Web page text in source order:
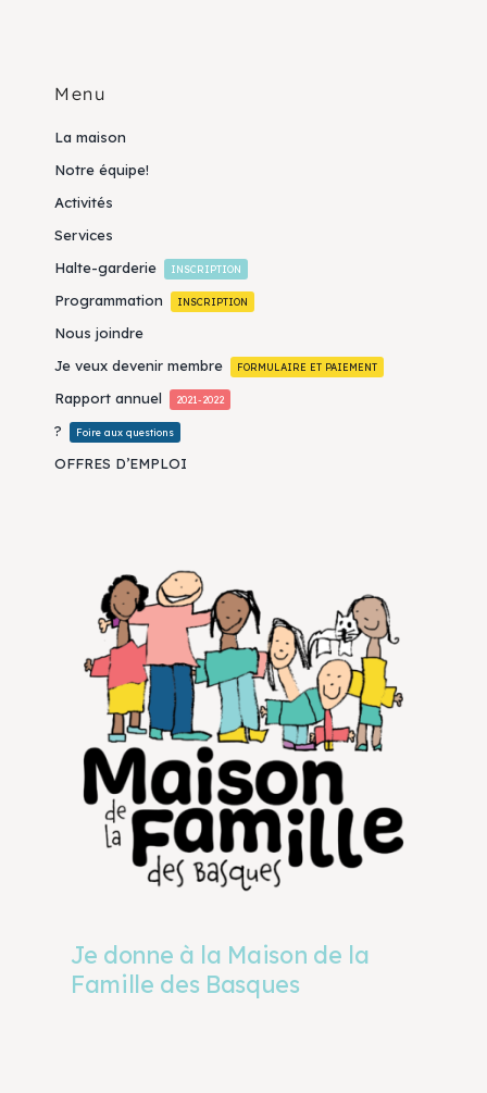
Menu
La maison
Notre équipe!
Activités
Services
Halte-garderie
INSCRIPTION
Programmation INSCRIPTION
Nous joindre
Je veux devenir membre
FORMULAIRE ET PAIEMENT
Rapport annuel 2021-2022
? Foire aux questions
OFFRES D’EMPLOI
Je donne à la Maison de la
Famille des Basques